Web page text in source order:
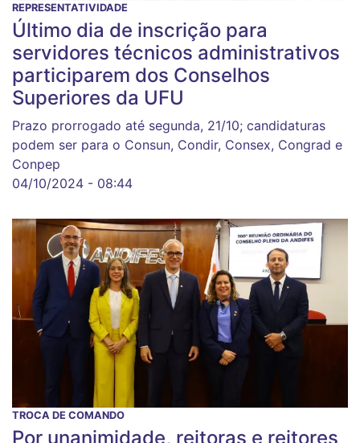
REPRESENTATIVIDADE
Último dia de inscrição para
servidores técnicos administrativos
participarem dos Conselhos
Superiores da UFU
Prazo prorrogado até segunda, 21/10; candidaturas
podem ser para o Consun, Condir, Consex, Congrad e
Conpep
04/10/2024 - 08:44
TROCA DE COMANDO
Por unanimidade, reitoras e reitores